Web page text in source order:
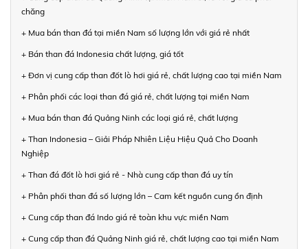
chăng
+ Mua bán than đá tại miền Nam số lượng lớn với giá rẻ nhất
+ Bán than đá Indonesia chất lượng, giá tốt
+ Đơn vị cung cấp than đốt lò hơi giá rẻ, chất lượng cao tại miền Nam
+ Phân phối các loại than đá giá rẻ, chất lượng tại miền Nam
+ Mua bán than đá Quảng Ninh các loại giá rẻ, chất lượng
+ Than Indonesia – Giải Pháp Nhiên Liệu Hiệu Quả Cho Doanh
Nghiệp
+ Than đá đốt lò hơi giá rẻ - Nhà cung cấp than đá uy tín
+ Phân phối than đá số lượng lớn – Cam kết nguồn cung ổn định
+ Cung cấp than đá Indo giá rẻ toàn khu vực miền Nam
+ Cung cấp than đá Quảng Ninh giá rẻ, chất lượng cao tại miền Nam